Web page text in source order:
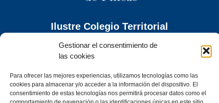
Gestionar el consentimiento de
las cookies
Para ofrecer las mejores experiencias, utilizamos tecnologías como las
cookies para almacenar y/o acceder a la información del dispositivo. El
consentimiento de estas tecnologías nos permitirá procesar datos como el
Ilustre Colegio Territorial
Ceuta
Tel. 956 30 72 86
secretaria@cafcadiz.com